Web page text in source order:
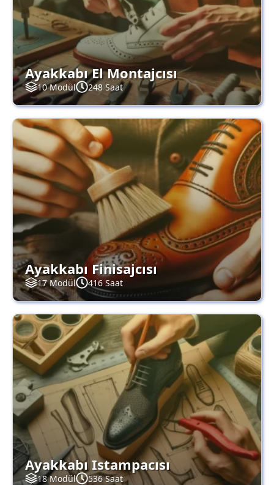
Ayakkabı El Montajcısı
10 Modül 248 Saat
Ayakkabı Finisajcısı
17 Modül 416 Saat
Ayakkabı Istampacısı
18 Modül 536 Saat